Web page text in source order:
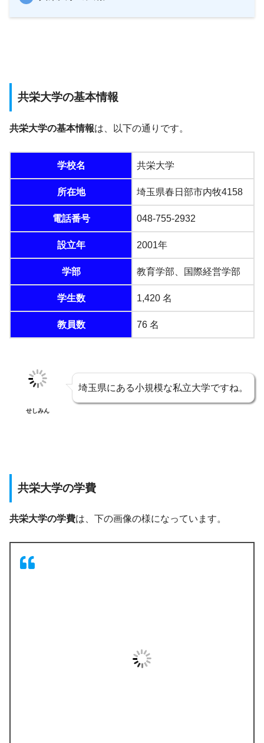
共栄大学の基本情報
共栄大学の基本情報は、以下の通りです。
学校名 共栄大学
所在地 埼玉県春日部市内牧4158
電話番号 048-755-2932
設立年 2001年
学部 教育学部、国際経営学部
学生数 1,420 名
教員数 76 名
せしみん
埼玉県にある小規模な私立大学ですね。
共栄大学の学費
共栄大学の学費は、下の画像の様になっています。